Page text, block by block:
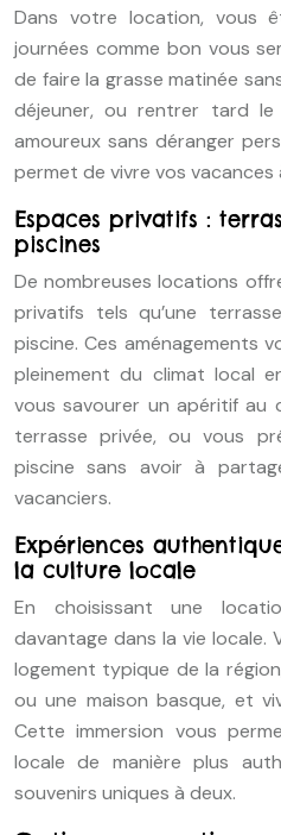
Dans votre location, vous
journées comme bon vous
de faire la grasse matinée
déjeuner, ou rentrer tard
amoureux sans déranger
permet de vivre vos
Espaces privatifs :
piscines
De nombreuses locations
privatifs tels qu’une
piscine. Ces aménagements
pleinement du climat local
vous savourer un apéritif au
terrasse privée, ou vous
piscine sans avoir à
vacanciers.
Expériences
la culture locale
En choisissant une
davantage dans la vie locale.
logement typique de la
ou une maison basque, et
Cette immersion vous
locale de manière plus
souvenirs uniques à deux.